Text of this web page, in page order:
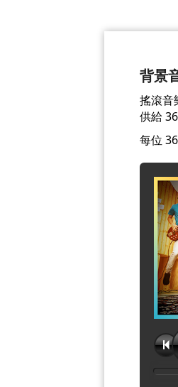
背景
搖滾音
供給
每位